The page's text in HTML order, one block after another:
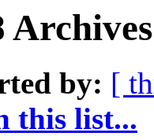
by: [
this list...